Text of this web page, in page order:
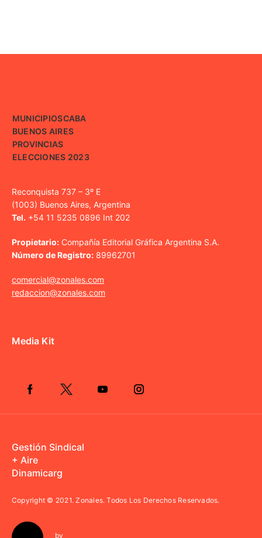
MUNICIPIOSCABA
BUENOS AIRES
PROVINCIAS
ELECCIONES 2023
Reconquista 737 – 3º E
(1003) Buenos Aires, Argentina
Tel. +54 11 5235 0896 Int 202
Propietario: Compañía Editorial Gráfica Argentina S.A.
Número de Registro: 89962701
comercial@zonales.com
redaccion@zonales.com
Media Kit
Gestión Sindical
+ Aire
Dinamicarg
Copyright © 2021.Zonales. Todos Los Derechos Reservados.
by